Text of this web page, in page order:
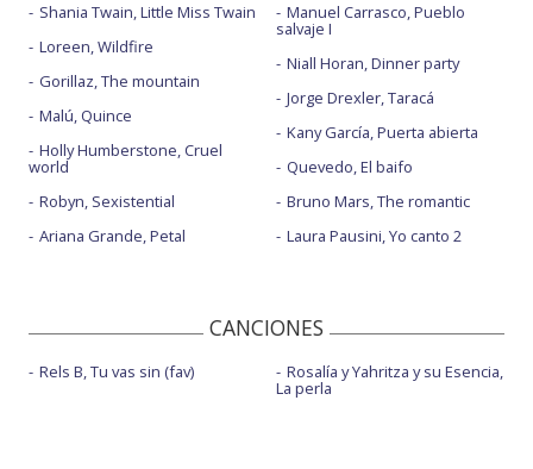
Shania Twain, Little Miss Twain
Loreen, Wildfire
Gorillaz, The mountain
Malú, Quince
Holly Humberstone, Cruel
world
Robyn, Sexistential
Ariana Grande, Petal
Manuel Carrasco, Pueblo
salvaje I
Niall Horan, Dinner party
Jorge Drexler, Taracá
Kany García, Puerta abierta
Quevedo, El baifo
Bruno Mars, The romantic
Laura Pausini, Yo canto 2
CANCIONES
Rels B, Tu vas sin (fav) Rosalía y Yahritza y su Esencia,
La perla